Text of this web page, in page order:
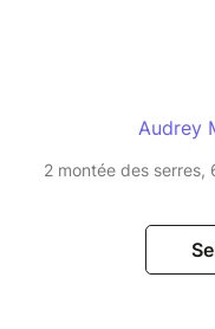
Audrey
2 montée des serres,